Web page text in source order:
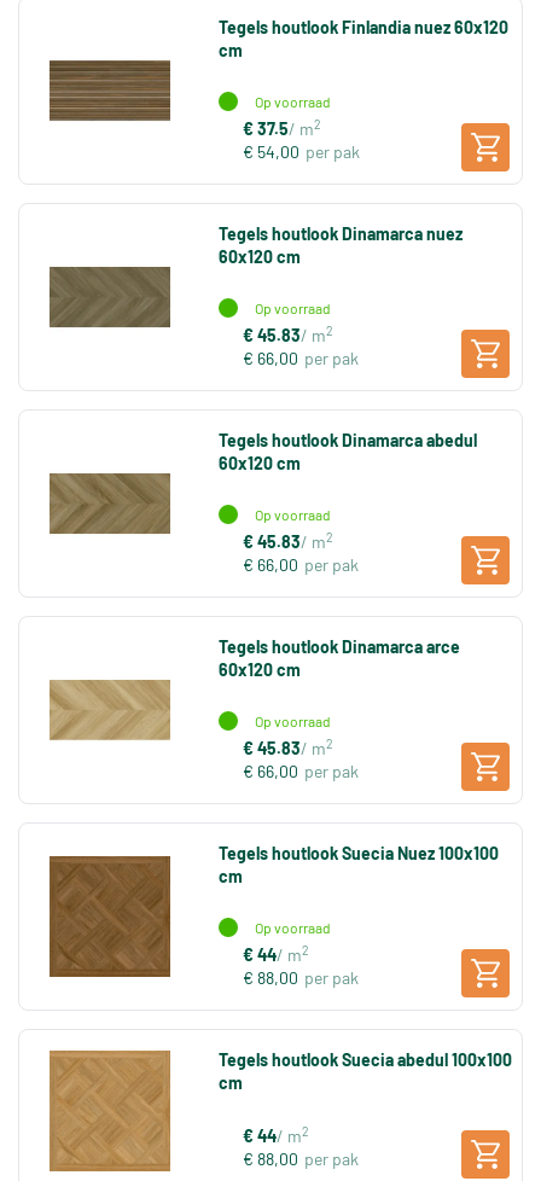
Tegels houtlook Finlandia nuez 60x120
cm
Op voorraad
€ 37.5/ m2
€ 54,00 per pak
Tegels houtlook Dinamarca nuez
60x120 cm
Op voorraad
€ 45.83/ m2
€ 66,00 per pak
Tegels houtlook Dinamarca abedul
60x120 cm
Op voorraad
€ 45.83/ m2
€ 66,00 per pak
Tegels houtlook Dinamarca arce
60x120 cm
Op voorraad
€ 45.83/ m2
€ 66,00 per pak
Tegels houtlook Suecia Nuez 100x100
cm
Op voorraad
€ 44/ m2
€ 88,00 per pak
Tegels houtlook Suecia abedul 100x100
cm
€ 44/ m2
€ 88,00 per pak